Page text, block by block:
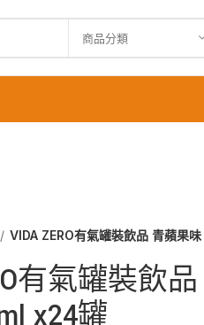
商品分類
VIDA ZERO有氣罐裝飲品 青蘋果
有氣罐裝飲
x24罐